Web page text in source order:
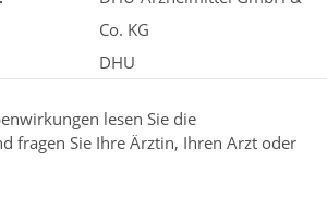
Co. KG
DHU
lesen Sie die
fragen Sie Ihre Ärztin, Ihren Arzt oder